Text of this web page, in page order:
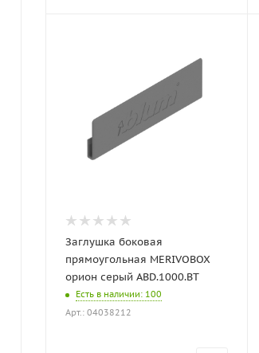
Заглушка боковая
прямоугольная MERIVOBOX
орион серый ABD.1000.BT
Есть в наличии: 100
Арт.: 04038212